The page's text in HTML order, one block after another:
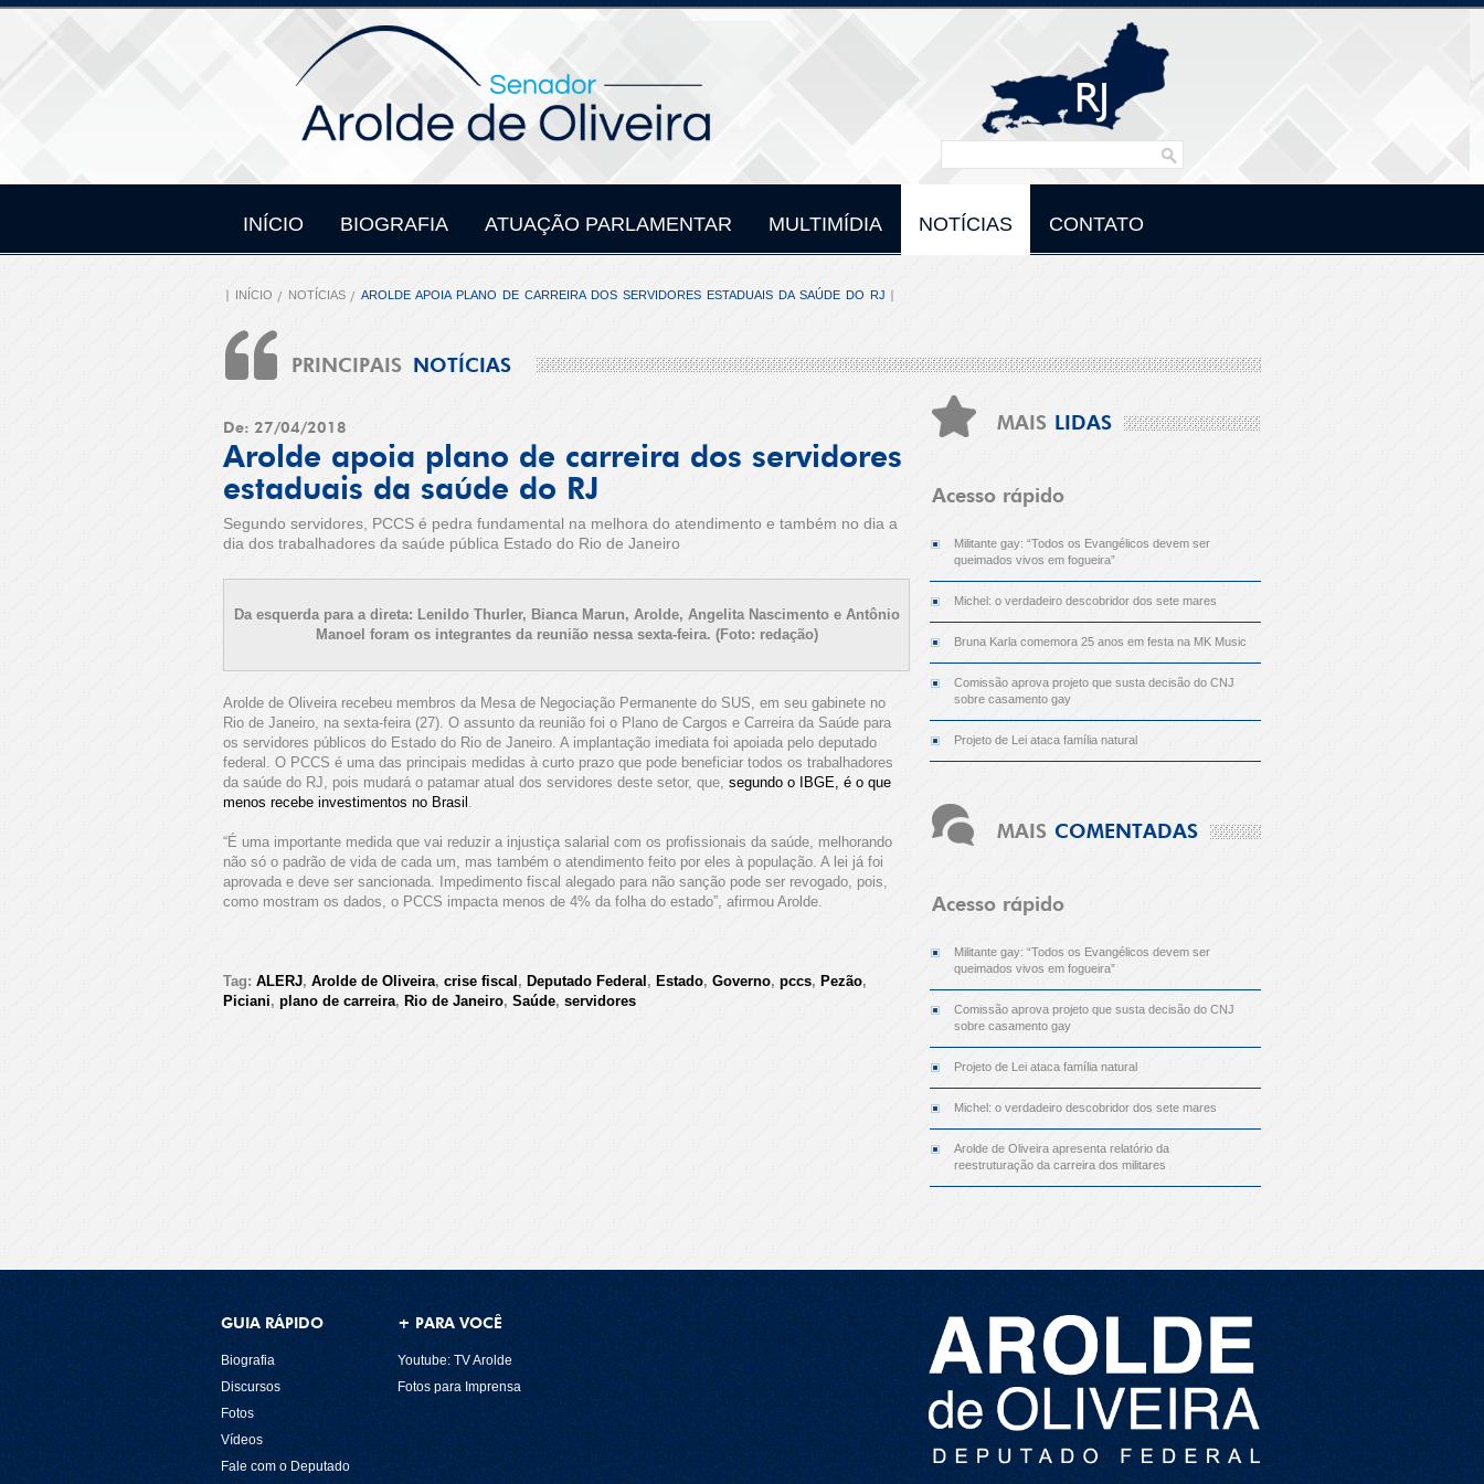
INÍCIO BIOGRAFIA ATUAÇÃO PARLAMENTAR MULTIMÍDIA NOTÍCIAS CONTATO
INÍCIO NOTÍCIAS AROLDE APOIA PLANO DE CARREIRA DOS SERVIDORES ESTADUAIS DA SAÚDE DO RJ
PRINCIPAIS NOTÍCIAS
De: 27/04/2018
Arolde apoia plano de carreira dos servidores
estaduais da saúde do RJ
Segundo servidores, PCCS é pedra fundamental na melhora do atendimento e também no dia a
dia dos trabalhadores da saúde pública Estado do Rio de Janeiro
Da esquerda para a direta: Lenildo Thurler, Bianca Marun, Arolde, Angelita Nascimento e Antônio
Manoel foram os integrantes da reunião nessa sexta-feira. (Foto: redação)
Arolde de Oliveira recebeu membros da Mesa de Negociação Permanente do SUS, em seu gabinete no
Rio de Janeiro, na sexta-feira (27). O assunto da reunião foi o Plano de Cargos e Carreira da Saúde para
os servidores públicos do Estado do Rio de Janeiro. A implantação imediata foi apoiada pelo deputado
federal. O PCCS é uma das principais medidas à curto prazo que pode beneficiar todos os trabalhadores
da saúde do RJ, pois mudará o patamar atual dos servidores deste setor, que, segundo o IBGE, é o que
menos recebe investimentos no Brasil .
“É uma importante medida que vai reduzir a injustiça salarial com os profissionais da saúde, melhorando
não só o padrão de vida de cada um, mas também o atendimento feito por eles à população. A lei já foi
aprovada e deve ser sancionada. Impedimento fiscal alegado para não sanção pode ser revogado, pois,
como mostram os dados, o PCCS impacta menos de 4% da folha do estado”, afirmou Arolde.
Tag: ALERJ, Arolde de Oliveira, crise fiscal , Deputado Federal , Estado, Governo, pccs, Pezão,
Piciani, plano de carreira, Rio de Janeiro, Saúde, servidores
MAIS LIDAS
Acesso rápido
Militante gay: “Todos os Evangélicos devem ser
queimados vivos em fogueira”
Michel: o verdadeiro descobridor dos sete mares
Bruna Karla comemora 25 anos em festa na MK Music
Comissão aprova projeto que susta decisão do CNJ
sobre casamento gay
Projeto de Lei ataca família natural
MAIS COMENTADAS
Acesso rápido
Militante gay: “Todos os Evangélicos devem ser
queimados vivos em fogueira”
Comissão aprova projeto que susta decisão do CNJ
sobre casamento gay
Projeto de Lei ataca família natural
Michel: o verdadeiro descobridor dos sete mares
Arolde de Oliveira apresenta relatório da
reestruturação da carreira dos militares
GUIA RÁPIDO
Biografia
Discursos
Fotos
Vídeos
Fale com o Deputado
+ PARA VOCÊ
Youtube: TV Arolde
Fotos para Imprensa